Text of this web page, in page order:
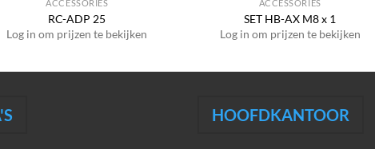
ACCESSORIES
RC-ADP 25
Log in om prijzen te bekijken
ACCESSORIES
SET HB-AX M8 x 1
Log in om prijzen te bekijken
HOOFDKANTOOR